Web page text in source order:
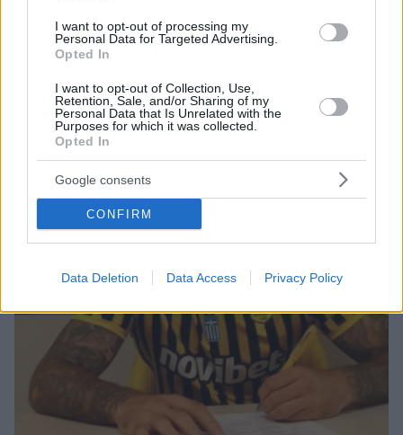
I want to opt-out of processing my
Personal Data for Targeted Advertising.
Opted In
I want to opt-out of Collection, Use,
Retention, Sale, and/or Sharing of my
Personal Data that Is Unrelated with the
Purposes for which it was collected.
Opted In
Google consents
CONFIRM
Data Deletion Data Access Privacy Policy
βρίσκεται υπό παρακολούθηση